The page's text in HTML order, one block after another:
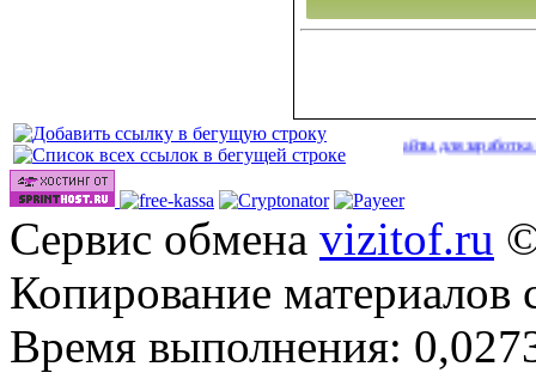
Сайты для заработка в 2026
Сервис обмена vizitof.ru
Копирование материалов
Время выполнения: